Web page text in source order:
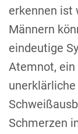
erkennen ist
Männern
eindeutige
Atemnot, ein
Schmerzen